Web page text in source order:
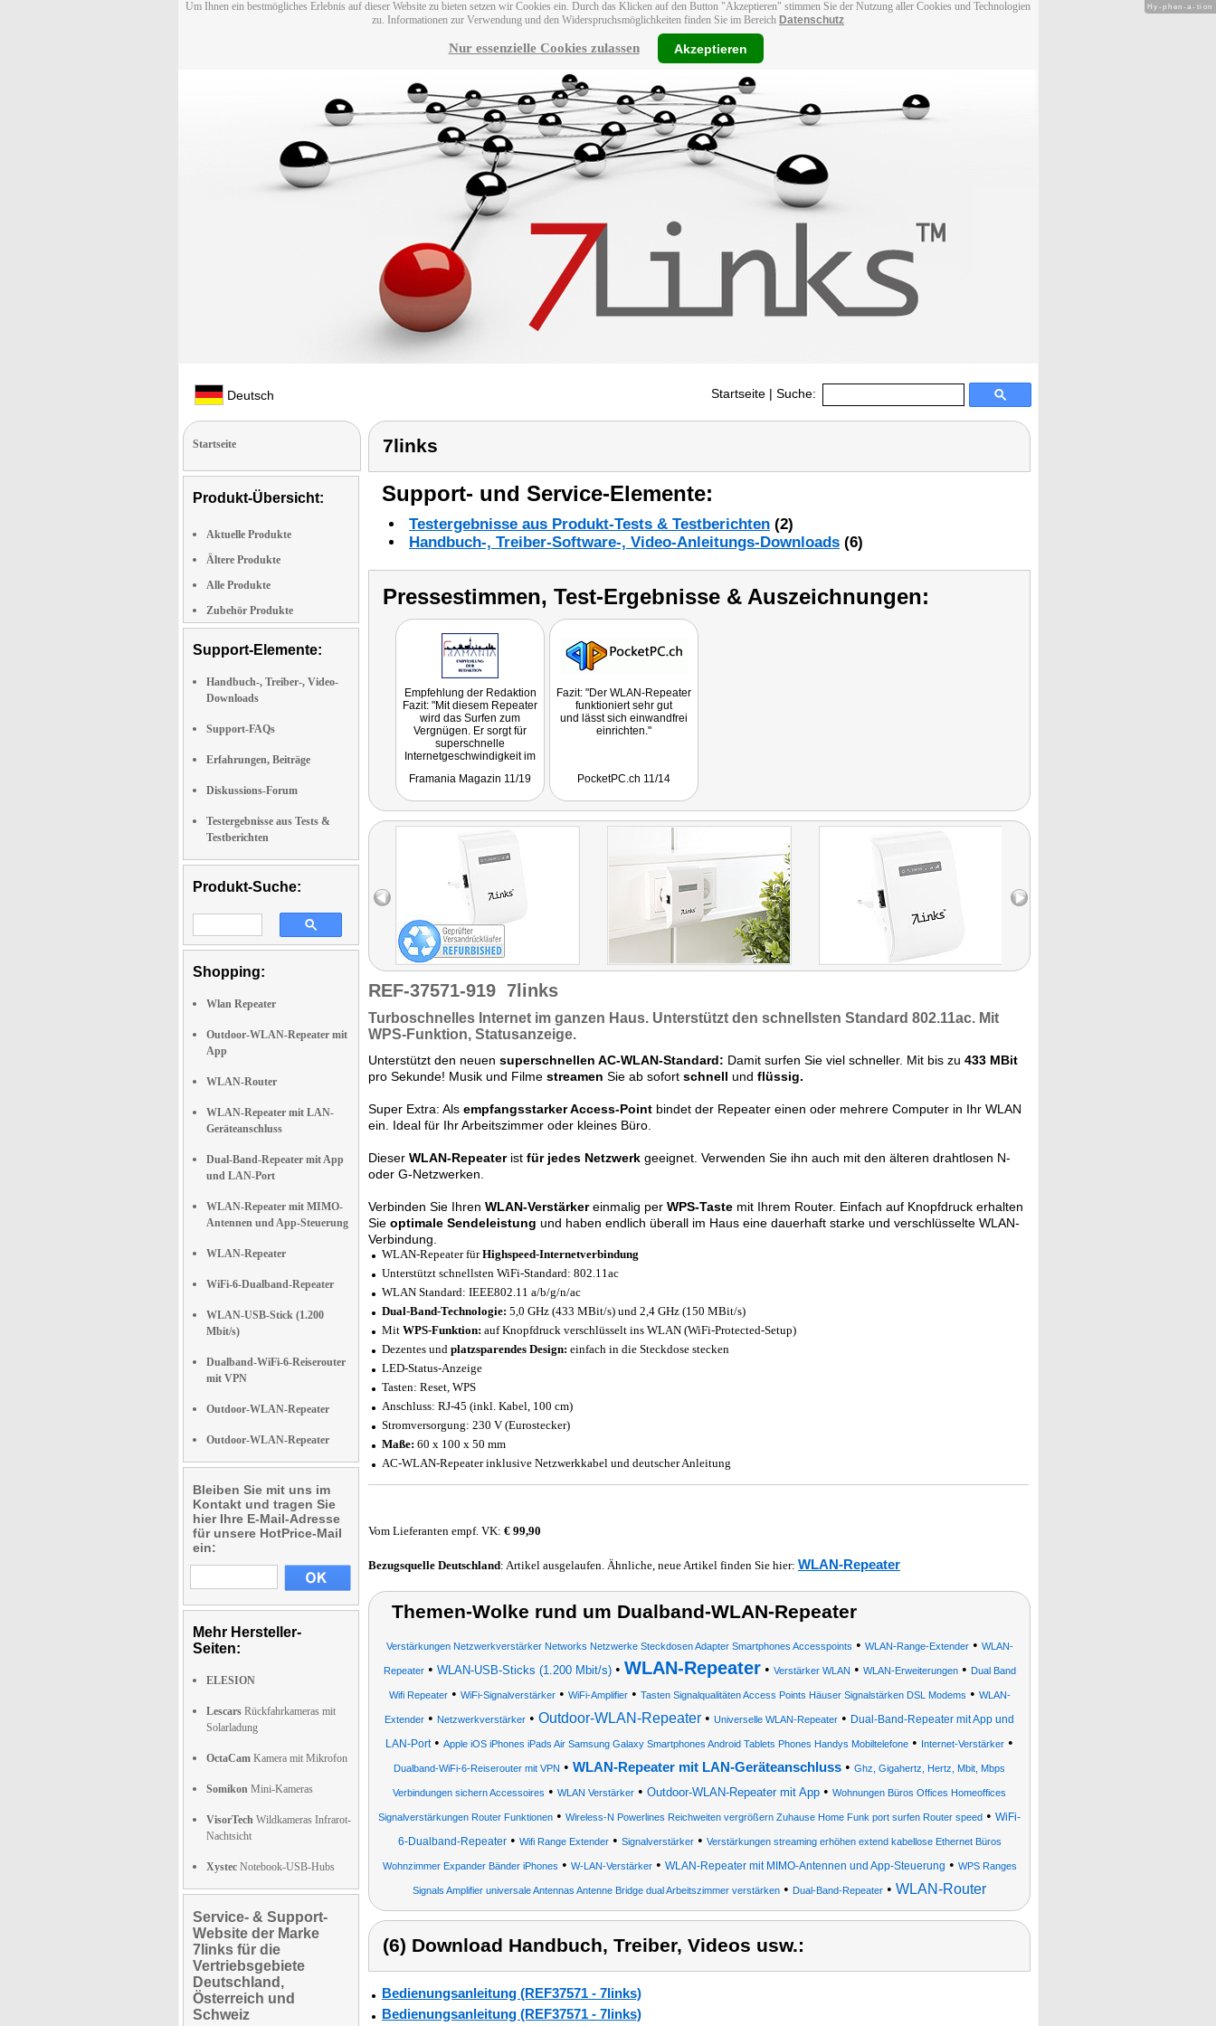
Um Ihnen ein bestmögliches Erlebnis auf dieser Website zu bieten setzen wir Cookies ein. Durch das Klicken auf den Button "Akzeptieren" stimmen Sie der Nutzung aller Cookies und Technologien
zu. Informationen zur Verwendung und den Widerspruchsmöglichkeiten finden Sie im Bereich Datenschutz
Nur essenzielle Cookies zulassen Akzeptieren
Deutsch Startseite | Suche:
Startseite
Produkt-Übersicht:
Aktuelle Produkte
Ältere Produkte
Alle Produkte
Zubehör Produkte
Support-Elemente:
Handbuch-, Treiber-, Video-
Downloads
Support-FAQs
Erfahrungen, Beiträge
Diskussions-Forum
Testergebnisse aus Tests &
Testberichten
Produkt-Suche:
Shopping:
Wlan Repeater
Outdoor-WLAN-Repeater mit
App
WLAN-Router
WLAN-Repeater mit LAN-
Geräteanschluss
Dual-Band-Repeater mit App
und LAN-Port
WLAN-Repeater mit MIMO-
Antennen und App-Steuerung
WLAN-Repeater
WiFi-6-Dualband-Repeater
WLAN-USB-Stick (1.200
Mbit/s)
Dualband-WiFi-6-Reiserouter
mit VPN
Outdoor-WLAN-Repeater
Outdoor-WLAN-Repeater
Bleiben Sie mit uns im
Kontakt und tragen Sie
hier Ihre E-Mail-Adresse
für unsere HotPrice-Mail
ein:
Mehr Hersteller-
Seiten:
ELESION
Lescars Rückfahrkameras mit
Solarladung
OctaCam Kamera mit Mikrofon
Somikon Mini-Kameras
VisorTech Wildkameras Infrarot-
Nachtsicht
Xystec Notebook-USB-Hubs
Service- & Support-
Website der Marke
7links für die
Vertriebsgebiete
Deutschland,
Österreich und
Schweiz
7links
Support- und Service-Elemente:
Testergebnisse aus Produkt-Tests & Testberichten (2)
Handbuch-, Treiber-Software-, Video-Anleitungs-Downloads (6)
Pressestimmen, Test-Ergebnisse & Auszeichnungen:
Empfehlung der Redaktion
Fazit: "Mit diesem Repeater
wird das Surfen zum
Vergnügen. Er sorgt für
superschnelle
Internetgeschwindigkeit im
auch noch ganz einfach
Framania Magazin 11/19
Fazit: "Der WLAN-Repeater
funktioniert sehr gut
und lässt sich einwandfrei
einrichten."
PocketPC.ch 11/14
REF-37571-919 7links
Turboschnelles Internet im ganzen Haus. Unterstützt den schnellsten Standard 802.11ac. Mit
WPS-Funktion, Statusanzeige.
Unterstützt den neuen superschnellen AC-WLAN-Standard: Damit surfen Sie viel schneller. Mit bis zu 433 MBit
pro Sekunde! Musik und Filme streamen Sie ab sofort schnell und flüssig.
Super Extra: Als empfangsstarker Access-Point bindet der Repeater einen oder mehrere Computer in Ihr WLAN
ein. Ideal für Ihr Arbeitszimmer oder kleines Büro.
Dieser WLAN-Repeaterist für jedes Netzwerk geeignet. Verwenden Sie ihn auch mit den älteren drahtlosen N-
oder G-Netzwerken.
Verbinden Sie Ihren WLAN-Verstärkereinmalig per WPS-Taste mit Ihrem Router. Einfach auf Knopfdruck erhalten
Sie optimale Sendeleistung und haben endlich überall im Haus eine dauerhaft starke und verschlüsselte WLAN-
Verbindung.
WLAN-Repeater fürHighspeed-Internetverbindung
Unterstützt schnellsten WiFi-Standard: 802.11ac
WLAN Standard: IEEE802.11 a/b/g/n/ac
Dual-Band-Technologie: 5,0 GHz (433 MBit/s) und 2,4 GHz (150 MBit/s)
Mit WPS-Funktion: auf Knopfdruck verschlüsselt ins WLAN (WiFi-Protected-Setup)
Dezentes und platzsparendes Design: einfach in die Steckdose stecken
LED-Status-Anzeige
Tasten: Reset, WPS
Anschluss: RJ-45 (inkl. Kabel, 100 cm)
Stromversorgung: 230 V (Eurostecker)
Maße: 60 x 100 x 50 mm
AC-WLAN-Repeater inklusive Netzwerkkabel und deutscher Anleitung
Vom Lieferanten empf. VK: € 99,90
Bezugsquelle Deutschland: Artikel ausgelaufen. Ähnliche, neue Artikel finden Sie hier: WLAN-Repeater
Themen-Wolke rund um Dualband-WLAN-Repeater
Verstärkungen Netzwerkverstärker Networks Netzwerke Steckdosen Adapter Smartphones Accesspoints • WLAN-Range-Extender• WLAN-
Repeater• WLAN-USB-Sticks (1.200 Mbit/s)• WLAN-Repeater• Verstärker WLAN • WLAN-Erweiterungen• Dual Band
Wifi Repeater• WiFi-Signalverstärker• WiFi-Amplifier• Tasten Signalqualitäten Access Points Häuser Signalstärken DSL Modems • WLAN-
Extender • Netzwerkverstärker • Outdoor-WLAN-Repeater • Universelle WLAN-Repeater • Dual-Band-Repeater mit App und
LAN-Port• Apple iOS iPhones iPads Air Samsung Galaxy Smartphones Android Tablets Phones Handys Mobiltelefone • Internet-Verstärker •
Dualband-WiFi-6-Reiserouter mit VPN • WLAN-Repeater mit LAN-Geräteanschluss • Ghz, Gigahertz, Hertz, Mbit, Mbps
Verbindungen sichern Accessoires • WLAN Verstärker • Outdoor-WLAN-Repeater mit App • Wohnungen Büros Offices Homeoffices
Signalverstärkungen Router Funktionen • Wireless-N Powerlines Reichweiten vergrößern Zuhause Home Funk port surfen Router speed • WiFi-
6-Dualband-Repeater• Wifi Range Extender• Signalverstärker• Verstärkungen streaming erhöhen extend kabellose Ethernet Büros
Wohnzimmer Expander Bänder iPhones • W-LAN-Verstärker• WLAN-Repeater mit MIMO-Antennen und App-Steuerung • WPS Ranges
Signals Amplifier universale Antennas Antenne Bridge dual Arbeitszimmer verstärken • Dual-Band-Repeater • WLAN-Router
(6) Download Handbuch, Treiber, Videos usw.:
Bedienungsanleitung (REF37571 - 7links)
Bedienungsanleitung (REF37571 - 7links)
Hy-phen-a-tion